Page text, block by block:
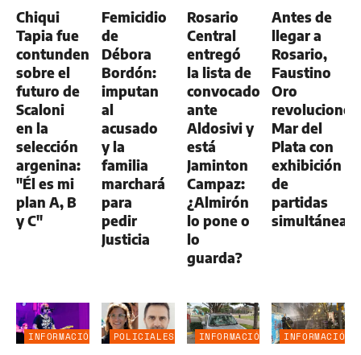
Chiqui
Tapia fue
contundente
sobre el
futuro de
Scaloni
en la
selección
argenina:
"Él es mi
plan A, B
y C"
Femicidio
de
Débora
Bordón:
imputan
al
acusado
y la
familia
marchará
para
pedir
Justicia
Rosario
Central
entregó
la lista de
convocados
ante
Aldosivi y
está
Jaminton
Campaz:
¿Almirón
lo pone o
lo
guarda?
Antes de
llegar a
Rosario,
Faustino
Oro
revolucionó
Mar del
Plata con
exhibición
de
partidas
simultáneas
INFORMACIÓN
POLICIALES
INFORMACIÓN
INFORMACIÓN